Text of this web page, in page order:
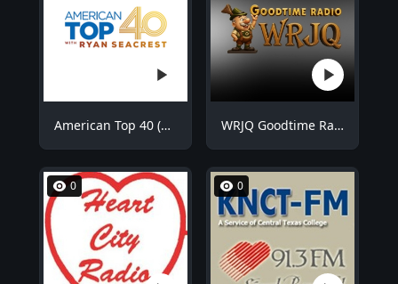
American Top 40 (AT40) WRJQ Goodtime Radio
0 0